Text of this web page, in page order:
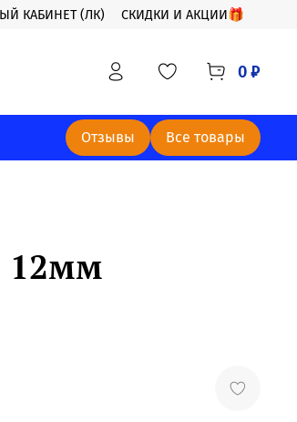
КАБИНЕТ (ЛК) СКИДКИ И АКЦИИ🎁
0 ₽
Отзывы Все товары
12мм